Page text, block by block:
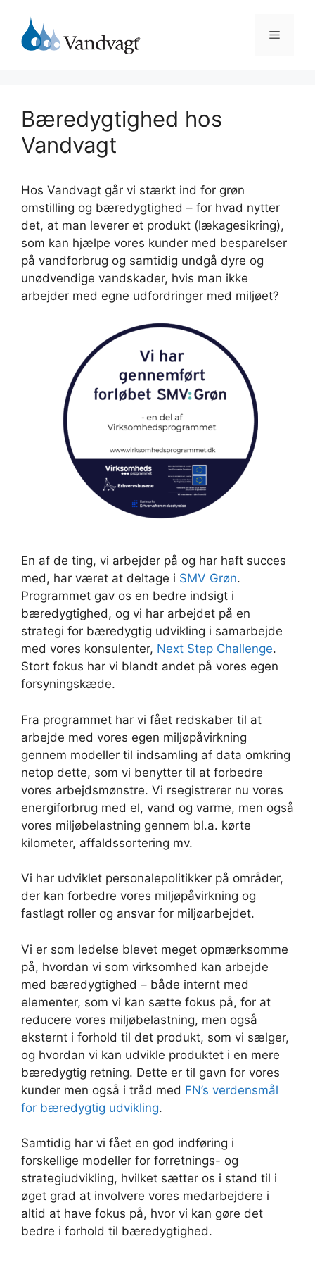
indhold
Menu
Bæredygtighed hos
Vandvagt
Hos Vandvagt går vi stærkt ind for grøn
omstilling og bæredygtighed – for hvad nytter
det, at man leverer et produkt (lækagesikring),
som kan hjælpe vores kunder med besparelser
på vandforbrug og samtidig undgå dyre og
unødvendige vandskader, hvis man ikke
arbejder med egne udfordringer med miljøet?
En af de ting, vi arbejder på og har haft succes
med, har været at deltage i SMV Grøn.
Programmet gav os en bedre indsigt i
bæredygtighed, og vi har arbejdet på en
strategi for bæredygtig udvikling i samarbejde
med vores konsulenter, Next Step Challenge.
Stort fokus har vi blandt andet på vores egen
forsyningskæde.
Fra programmet har vi fået redskaber til at
arbejde med vores egen miljøpåvirkning
gennem modeller til indsamling af data omkring
netop dette, som vi benytter til at forbedre
vores arbejdsmønstre. Vi rsegistrerer nu vores
energiforbrug med el, vand og varme, men også
vores miljøbelastning gennem bl.a. kørte
kilometer, affaldssortering mv.
Vi har udviklet personalepolitikker på områder,
der kan forbedre vores miljøpåvirkning og
fastlagt roller og ansvar for miljøarbejdet.
Vi er som ledelse blevet meget opmærksomme
på, hvordan vi som virksomhed kan arbejde
med bæredygtighed – både internt med
elementer, som vi kan sætte fokus på, for at
reducere vores miljøbelastning, men også
eksternt i forhold til det produkt, som vi sælger,
og hvordan vi kan udvikle produktet i en mere
bæredygtig retning. Dette er til gavn for vores
kunder men også i tråd med FN’s verdensmål
for bæredygtig udvikling.
Samtidig har vi fået en god indføring i
forskellige modeller for forretnings- og
strategiudvikling, hvilket sætter os i stand til i
øget grad at involvere vores medarbejdere i
altid at have fokus på, hvor vi kan gøre det
bedre i forhold til bæredygtighed.